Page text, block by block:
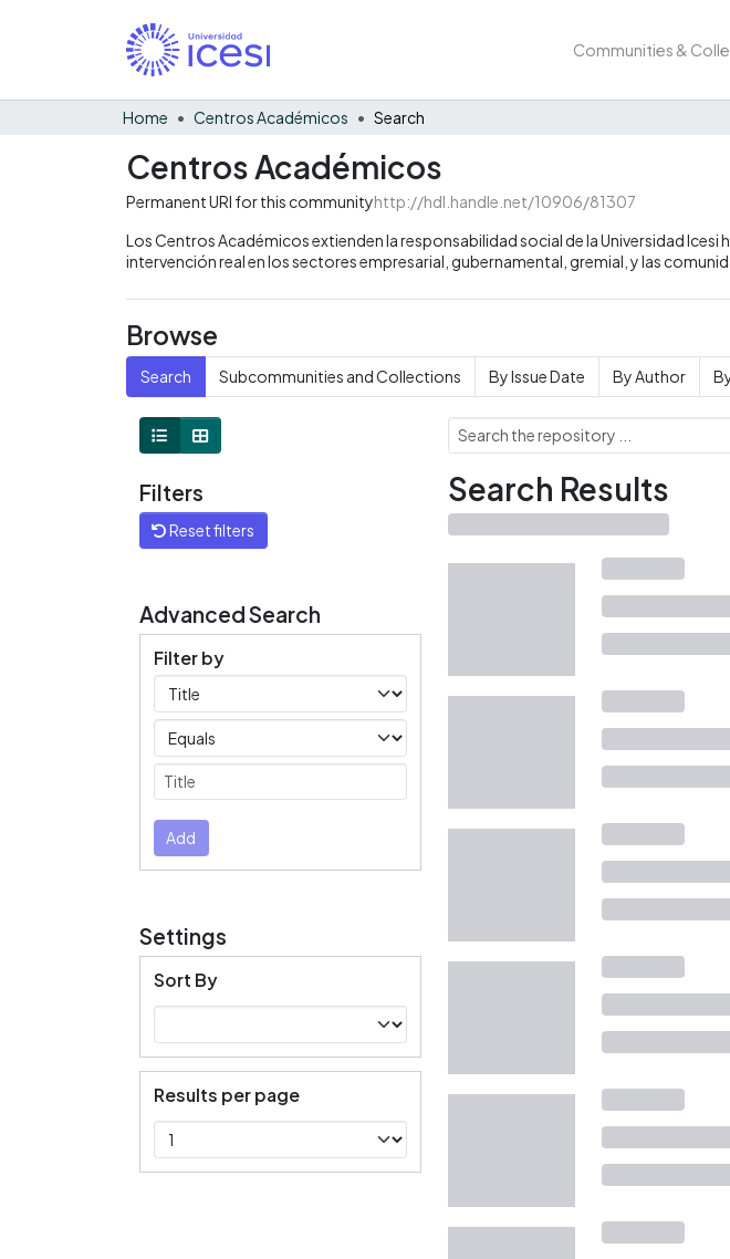
Communities &
Home Centros Académicos Search
Centros Académicos
Permanent URI for this communityhttp://hdl.handle.net/10906/81307
Los Centros Académicos extienden la responsabilidad social de la Universidad
intervención real en los sectores empresarial, gubernamental, gremial, y las
Browse
Search Subcommunities and Collections By Issue Date By Author
Filters
Reset filters
Advanced Search
Filter by
Filters
Operators
Submit
Add
Settings
Sort By
Results per page
Search Results